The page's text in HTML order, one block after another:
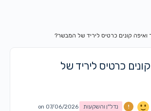
ואיפה קונים כרטיס ליריד של המבשר?
כרטיס ליריד של
נדל"ן והשקעות
on 07/06/2026